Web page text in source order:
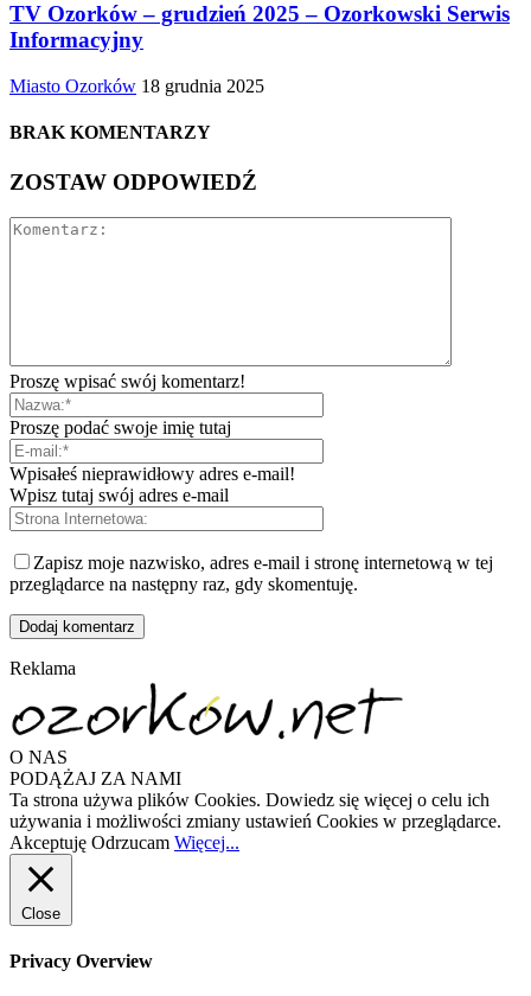
TV Ozorków – grudzień 2025 – Ozorkowski Serwis
Informacyjny
Miasto Ozorków 18 grudnia 2025
BRAK KOMENTARZY
ZOSTAW ODPOWIEDŹ
Proszę wpisać swój komentarz!
Proszę podać swoje imię tutaj
Wpisałeś nieprawidłowy adres e-mail!
Wpisz tutaj swój adres e-mail
Zapisz moje nazwisko, adres e-mail i stronę internetową w tej
przeglądarce na następny raz, gdy skomentuję.
Reklama
O NAS
PODĄŻAJ ZA NAMI
Ta strona używa plików Cookies. Dowiedz się więcej o celu ich
używania i możliwości zmiany ustawień Cookies w przeglądarce.
Akceptuję Odrzucam Więcej...
Close
Privacy Overview